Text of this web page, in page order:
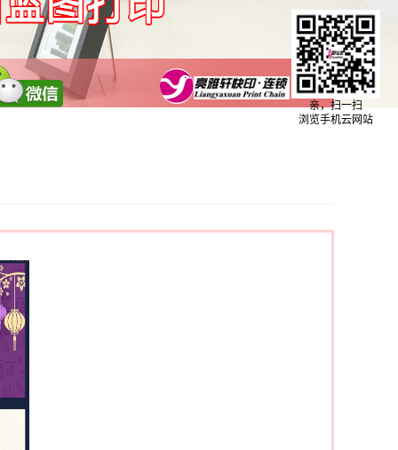
亲，扫一扫
浏览手机云网站